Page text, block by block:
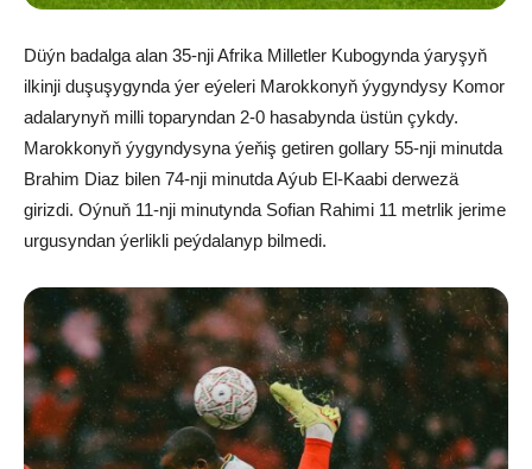
Düýn badalga alan 35-nji Afrika Milletler Kubogynda ýaryşyň
ilkinji duşuşygynda ýer eýeleri Marokkonyň ýygyndysy Komor
adalarynyň milli toparyndan 2-0 hasabynda üstün çykdy.
Marokkonyň ýygyndysyna ýeňiş getiren gollary 55-nji minutda
Brahim Diaz bilen 74-nji minutda Aýub El-Kaabi derwezä
girizdi. Oýnuň 11-nji minutynda Sofian Rahimi 11 metrlik jerime
urgusyndan ýerlikli peýdalanyp bilmedi.